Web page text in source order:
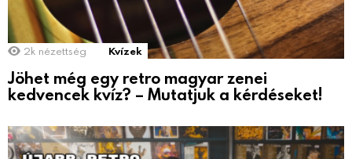
2k nézettség Kvízek
Jöhet még egy retro magyar zenei
kedvencek kvíz? – Mutatjuk a kérdéseket!